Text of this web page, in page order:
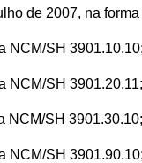
de 2007, na
NCM/SH
NCM/SH 3901.20.11;
NCM/SH 3901.30.10;
NCM/SH